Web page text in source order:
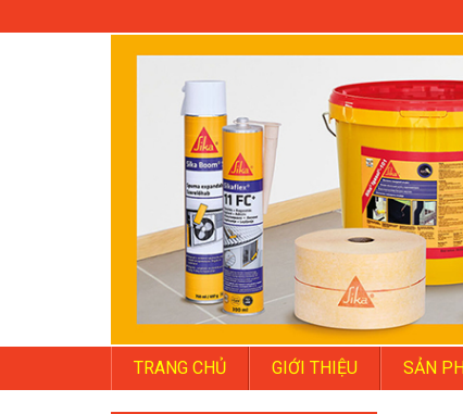
TRANG CHỦ GIỚI THIỆU SẢN